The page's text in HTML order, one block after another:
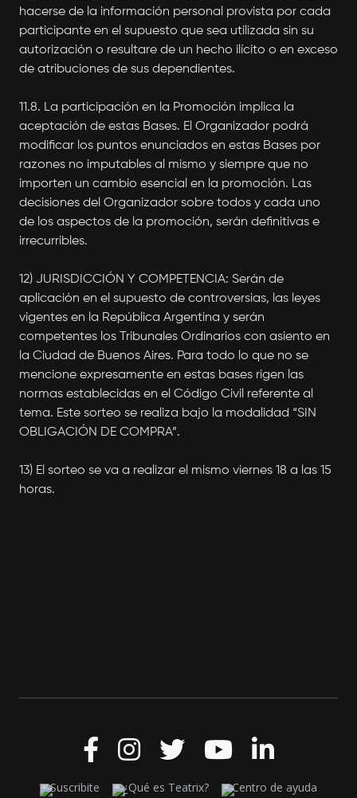
hacerse de la información personal provista por cada
participante en el supuesto que sea utilizada sin su
autorización o resultare de un hecho ilícito o en exceso
de atribuciones de sus dependientes.
11.8. La participación en la Promoción implica la
aceptación de estas Bases. El Organizador podrá
modificar los puntos enunciados en estas Bases por
razones no imputables al mismo y siempre que no
importen un cambio esencial en la promoción. Las
decisiones del Organizador sobre todos y cada uno
de los aspectos de la promoción, serán definitivas e
irrecurribles.
12) JURISDICCIÓN Y COMPETENCIA: Serán de
aplicación en el supuesto de controversias, las leyes
vigentes en la República Argentina y serán
competentes los Tribunales Ordinarios con asiento en
la Ciudad de Buenos Aires. Para todo lo que no se
mencione expresamente en estas bases rigen las
normas establecidas en el Código Civil referente al
tema. Este sorteo se realiza bajo la modalidad “SIN
OBLIGACIÓN DE COMPRA”.
13) El sorteo se va a realizar el mismo viernes 18 a las 15
horas.
Suscribite ¿Qué es Teatrix? Centro de ayuda